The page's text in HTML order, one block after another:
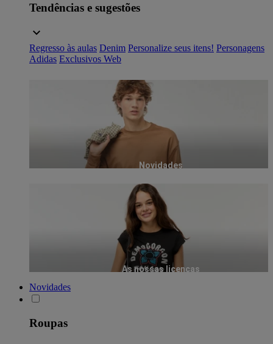
Tendências e sugestões
Regresso às aulas Denim Personalize seus itens! Personagens
Adidas Exclusivos Web
Novidades
As nossas licenças
Novidades
Roupas